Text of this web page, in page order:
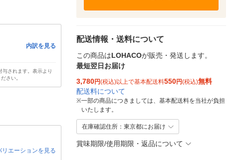
内訳を見る
されます。表示より
さい。
リエーションを見る
配送情報・送料について
この商品はLOHACOが販売・発送します。
最短翌日お届け
3,780円(税込)以上で基本配送料550円(税込)無料
配送料について
※一部の商品につきましては、基本配送料を当社が負担
いたします。
在庫確認住所：東京都にお届け
賞味期限/使用期限・返品について